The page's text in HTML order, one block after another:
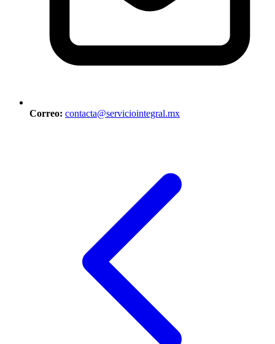
Correo: contacta@serviciointegral.mx